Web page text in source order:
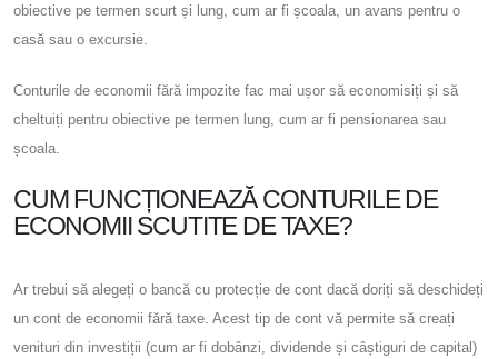
obiective pe termen scurt și lung, cum ar fi școala, un avans pentru o
casă sau o excursie.
Conturile de economii fără impozite fac mai ușor să economisiți și să
cheltuiți pentru obiective pe termen lung, cum ar fi pensionarea sau
școala.
CUM FUNCȚIONEAZĂ CONTURILE DE
ECONOMII SCUTITE DE TAXE?
Ar trebui să alegeți o bancă cu protecție de cont dacă doriți să deschideți
un cont de economii fără taxe. Acest tip de cont vă permite să creați
venituri din investiții (cum ar fi dobânzi, dividende și câștiguri de capital)